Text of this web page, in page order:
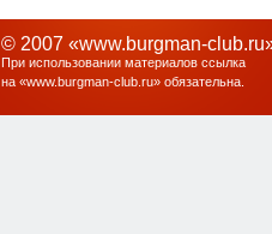
© 2007 «www.burgman-
При использовании материалов ссылка
на «www.burgman-club.ru» обязательна